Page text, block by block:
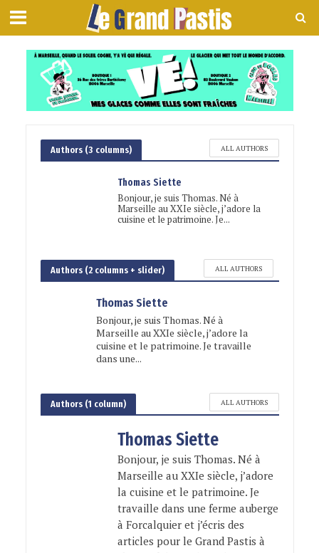
Authors (3 columns) ALL AUTHORS
Thomas Siette
Bonjour, je suis Thomas. Né à
Marseille au XXIe siècle, j’adore la
cuisine et le patrimoine. Je...
Authors (2 columns + slider) ALL AUTHORS
Thomas Siette
Bonjour, je suis Thomas. Né à
Marseille au XXIe siècle, j’adore la
cuisine et le patrimoine. Je travaille
dans une...
Authors (1 column) ALL AUTHORS
Thomas Siette
Bonjour, je suis Thomas. Né à
Marseille au XXIe siècle, j’adore
la cuisine et le patrimoine. Je
travaille dans une ferme auberge
à Forcalquier et j’écris des
articles pour le Grand Pastis à